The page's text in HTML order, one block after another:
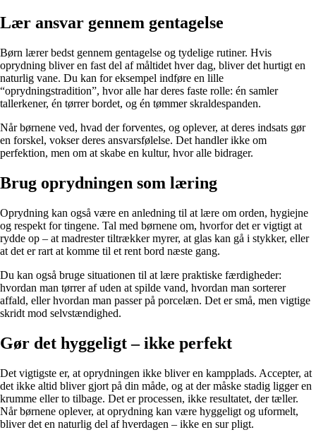
Lær ansvar gennem gentagelse
Børn lærer bedst gennem gentagelse og tydelige rutiner. Hvis
oprydning bliver en fast del af måltidet hver dag, bliver det hurtigt en
naturlig vane. Du kan for eksempel indføre en lille
“oprydningstradition”, hvor alle har deres faste rolle: én samler
tallerkener, én tørrer bordet, og én tømmer skraldespanden.
Når børnene ved, hvad der forventes, og oplever, at deres indsats gør
en forskel, vokser deres ansvarsfølelse. Det handler ikke om
perfektion, men om at skabe en kultur, hvor alle bidrager.
Brug oprydningen som læring
Oprydning kan også være en anledning til at lære om orden, hygiejne
og respekt for tingene. Tal med børnene om, hvorfor det er vigtigt at
rydde op – at madrester tiltrækker myrer, at glas kan gå i stykker, eller
at det er rart at komme til et rent bord næste gang.
Du kan også bruge situationen til at lære praktiske færdigheder:
hvordan man tørrer af uden at spilde vand, hvordan man sorterer
affald, eller hvordan man passer på porcelæn. Det er små, men vigtige
skridt mod selvstændighed.
Gør det hyggeligt – ikke perfekt
Det vigtigste er, at oprydningen ikke bliver en kampplads. Accepter, at
det ikke altid bliver gjort på din måde, og at der måske stadig ligger en
krumme eller to tilbage. Det er processen, ikke resultatet, der tæller.
Når børnene oplever, at oprydning kan være hyggeligt og uformelt,
bliver det en naturlig del af hverdagen – ikke en sur pligt.